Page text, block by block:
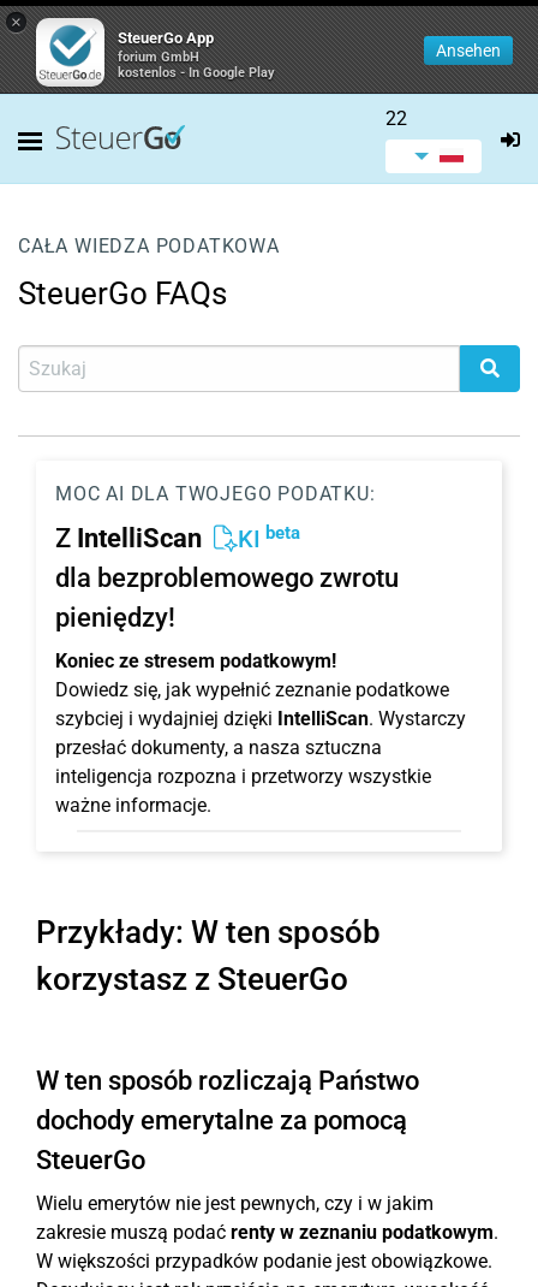
×
SteuerGo App
forium GmbH
kostenlos - In Google Play
Ansehen
22
CAŁA WIEDZA PODATKOWA
SteuerGo FAQs
MOC AI DLA TWOJEGO PODATKU:
Z IntelliScan KI beta
dla bezproblemowego zwrotu
pieniędzy!
Koniec ze stresem podatkowym!
Dowiedz się, jak wypełnić zeznanie podatkowe
szybciej i wydajniej dzięki IntelliScan. Wystarczy
przesłać dokumenty, a nasza sztuczna
inteligencja rozpozna i przetworzy wszystkie
ważne informacje.
Przykłady: W ten sposób
korzystasz z SteuerGo
W ten sposób rozliczają Państwo
dochody emerytalne za pomocą
SteuerGo
Wielu emerytów nie jest pewnych, czy i w jakim
zakresie muszą podać renty w zeznaniu podatkowym.
W większości przypadków podanie jest obowiązkowe.